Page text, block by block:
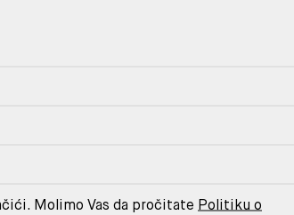
Molimo Vas da pročitate Politiku o